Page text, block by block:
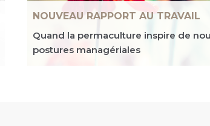
NOUVEAU RAPPORT AU TRAVAIL
Quand la permaculture inspire de
postures managériales